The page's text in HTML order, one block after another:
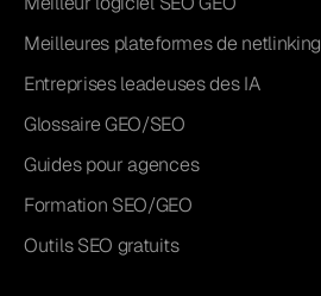
Meilleures plateformes de netlinking
Entreprises leadeuses des IA
Glossaire GEO/SEO
Guides pour agences
Formation SEO/GEO
Outils SEO gratuits